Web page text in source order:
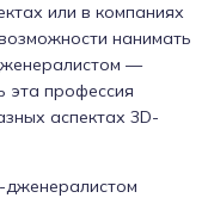
или в компаниях
нанимать
—
эта профессия
аспектах 3D-
дженералистом